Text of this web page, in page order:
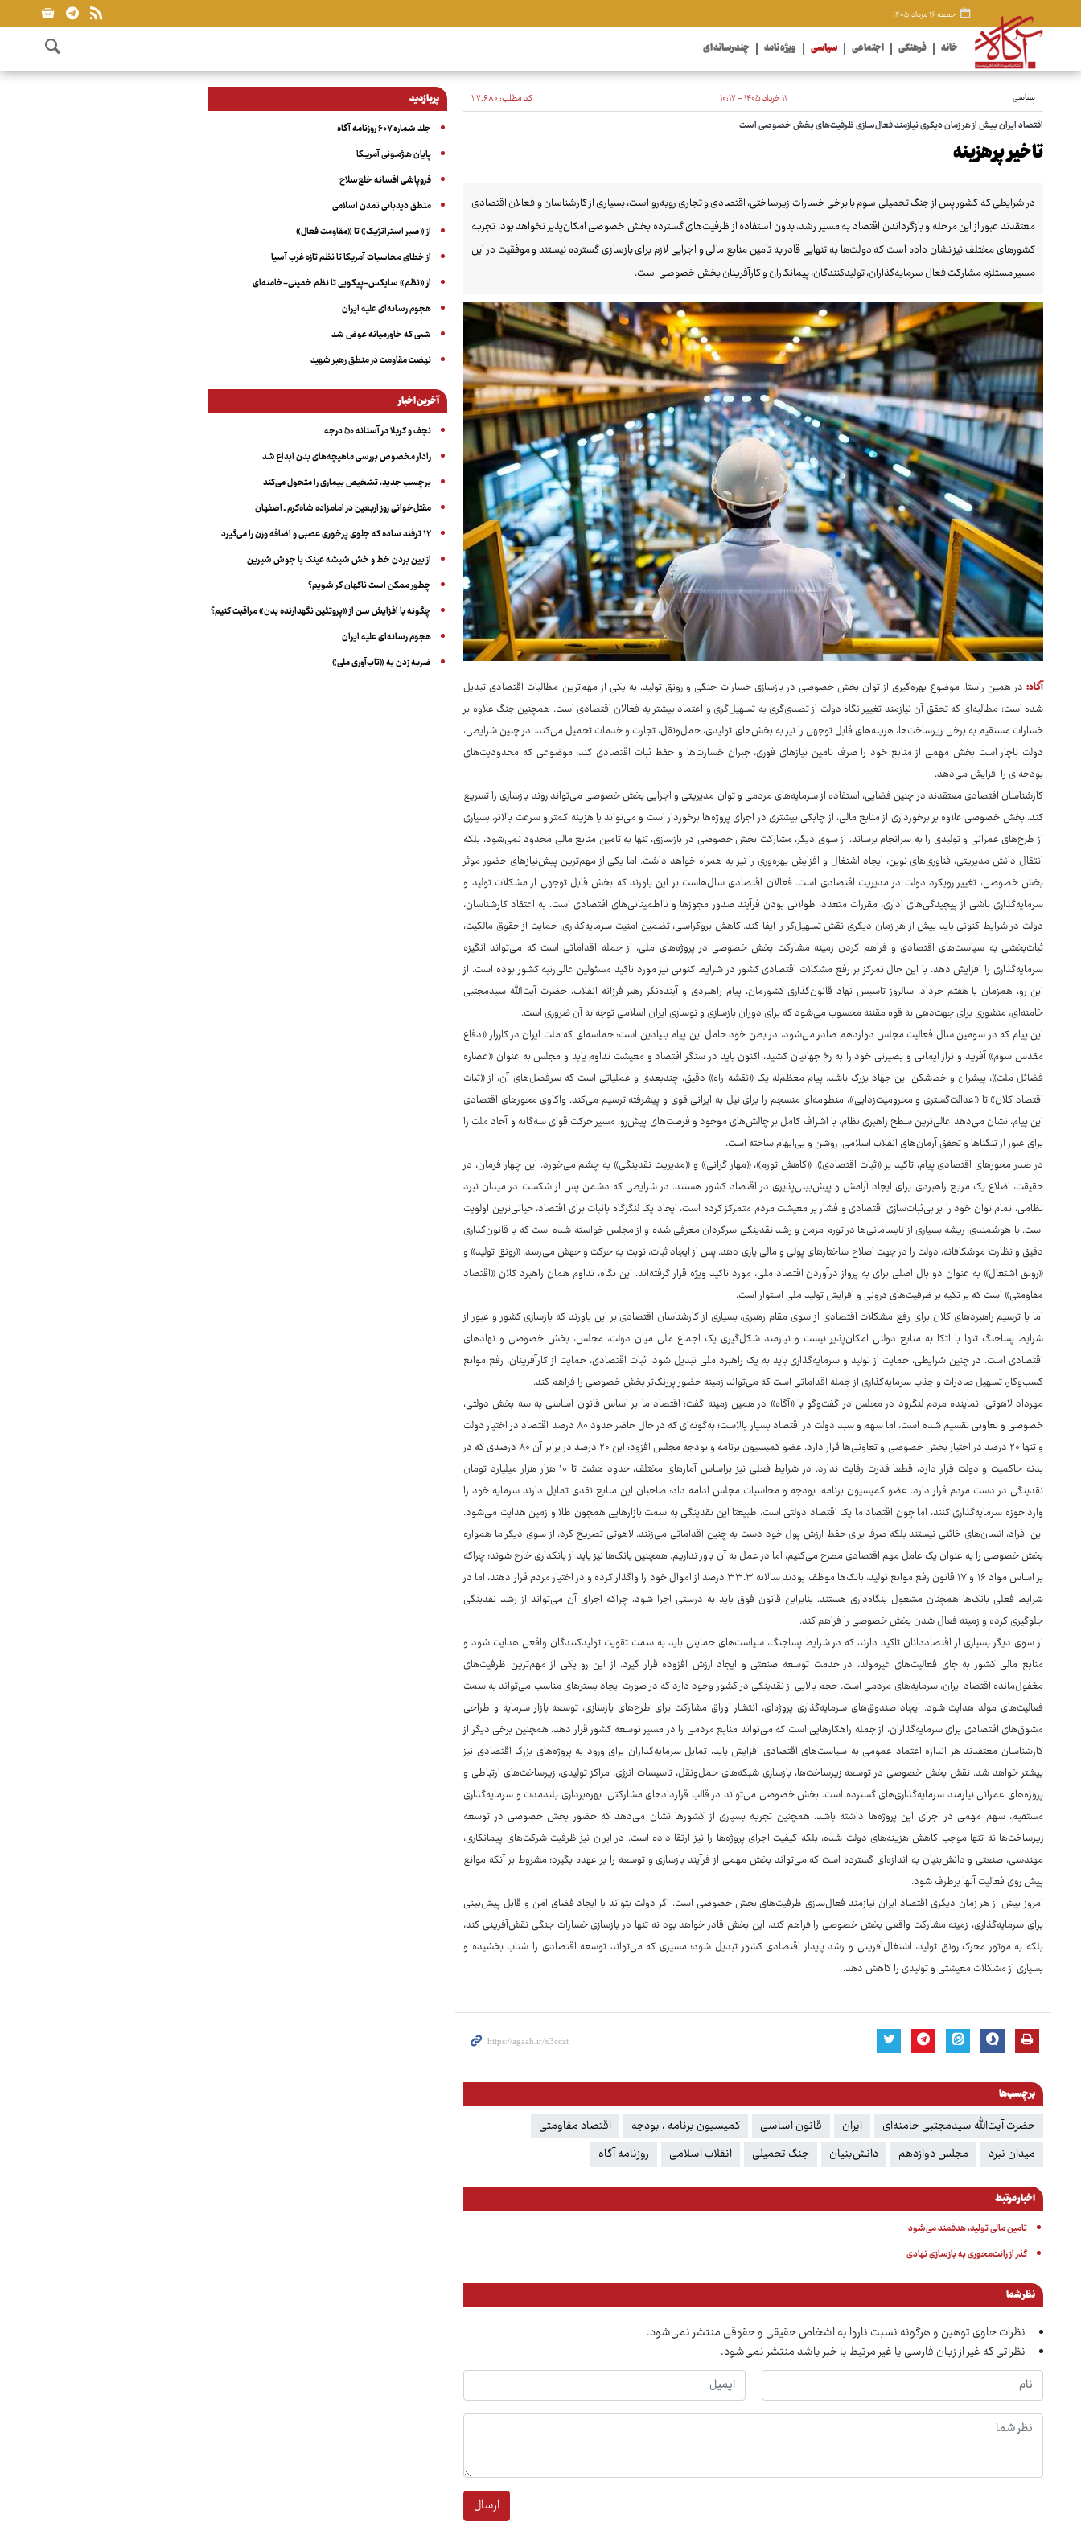
جمعه ۱۶ مرداد ۱۴۰۵
خانه فرهنگی اجتماعی سیاسی ویژه نامه چندرسانه ای
سیاسی ۱۱ خرداد ۱۴۰۵ - ۱۰:۱۲ کد مطلب:۲۲٬۶۸۰
اقتصاد ایران بیش از هر زمان دیگری نیازمند فعال‌سازی ظرفیت‌های بخش خصوصی است
تاخیر پرهزینه
در شرایطی که کشور پس از جنگ تحمیلی سوم با برخی خسارات زیرساختی، اقتصادی و تجاری روبه‌رو است، بسیاری از کارشناسان و فعالان اقتصادی
معتقدند عبور از این مرحله و بازگرداندن اقتصاد به مسیر رشد، بدون استفاده از ظرفیت‌های گسترده بخش خصوصی امکان‌پذیر نخواهد بود. تجربه
کشورهای مختلف نیز نشان داده است که دولت‌ها به تنهایی قادر به تامین منابع مالی و اجرایی لازم برای بازسازی گسترده نیستند و موفقیت در این
مسیر مستلزم مشارکت فعال سرمایه‌گذاران، تولیدکنندگان، پیمانکاران و کارآفرینان بخش خصوصی است.
آگاه: در همین راستا، موضوع بهره‌گیری از توان بخش خصوصی در بازسازی خسارات جنگی و رونق تولید، به یکی از مهم‌ترین مطالبات اقتصادی تبدیل
شده است؛ مطالبه‌ای که تحقق آن نیازمند تغییر نگاه دولت از تصدی‌گری به تسهیل‌گری و اعتماد بیشتر به فعالان اقتصادی است. همچنین جنگ علاوه بر
خسارات مستقیم به برخی زیرساخت‌ها، هزینه‌های قابل توجهی را نیز به بخش‌های تولیدی، حمل‌ونقل، تجارت و خدمات تحمیل می‌کند. در چنین شرایطی،
دولت ناچار است بخش مهمی از منابع خود را صرف تامین نیازهای فوری، جبران خسارت‌ها و حفظ ثبات اقتصادی کند؛ موضوعی که محدودیت‌های
بودجه‌ای را افزایش می‌دهد.
کارشناسان اقتصادی معتقدند در چنین فضایی، استفاده از سرمایه‌های مردمی و توان مدیریتی و اجرایی بخش خصوصی می‌تواند روند بازسازی را تسریع
کند. بخش خصوصی علاوه بر برخورداری از منابع مالی، از چابکی بیشتری در اجرای پروژه‌ها برخوردار است و می‌تواند با هزینه کمتر و سرعت بالاتر، بسیاری
از طرح‌های عمرانی و تولیدی را به سرانجام برساند. از سوی دیگر، مشارکت بخش خصوصی در بازسازی، تنها به تامین منابع مالی محدود نمی‌شود، بلکه
انتقال دانش مدیریتی، فناوری‌های نوین، ایجاد اشتغال و افزایش بهره‌وری را نیز به همراه خواهد داشت. اما یکی از مهم‌ترین پیش‌نیازهای حضور موثر
بخش خصوصی، تغییر رویکرد دولت در مدیریت اقتصادی است. فعالان اقتصادی سال‌هاست بر این باورند که بخش قابل توجهی از مشکلات تولید و
سرمایه‌گذاری ناشی از پیچیدگی‌های اداری، مقررات متعدد، طولانی بودن فرآیند صدور مجوزها و نااطمینانی‌های اقتصادی است. به اعتقاد کارشناسان،
دولت در شرایط کنونی باید بیش از هر زمان دیگری نقش تسهیل‌گر را ایفا کند. کاهش بروکراسی، تضمین امنیت سرمایه‌گذاری، حمایت از حقوق مالکیت،
ثبات‌بخشی به سیاست‌های اقتصادی و فراهم کردن زمینه مشارکت بخش خصوصی در پروژه‌های ملی، از جمله اقداماتی است که می‌تواند انگیزه
سرمایه‌گذاری را افزایش دهد. با این حال تمرکز بر رفع مشکلات اقتصادی کشور در شرایط کنونی نیز مورد تاکید مسئولین عالی‌رتبه کشور بوده است. از
این رو، همزمان با هفتم خرداد، سالروز تاسیس نهاد قانون‌گذاری کشورمان، پیام راهبردی و آینده‌نگر رهبر فرزانه انقلاب، حضرت آیت‌الله سیدمجتبی
خامنه‌ای، منشوری برای جهت‌دهی به قوه ‌مقننه محسوب می‌شود که برای دوران بازسازی و نوسازی ایران اسلامی توجه به آن ضروری است.
این پیام که در سومین سال فعالیت مجلس دوازدهم صادر می‌شود، در بطن خود حامل این پیام بنیادین است: حماسه‌ای که ملت ایران در کارزار «دفاع
مقدس سوم» آفرید و تراز ایمانی و بصیرتی خود را به رخ جهانیان کشید، اکنون باید در سنگر اقتصاد و معیشت تداوم یابد و مجلس به عنوان «عصاره
فضائل ملت»، پیشران و خط‌شکن این جهاد بزرگ باشد. پیام معظم‌له یک «نقشه راه» دقیق، چندبعدی و عملیاتی است که سرفصل‌های آن، از «ثبات
اقتصاد کلان» تا «عدالت‌گستری و محرومیت‌زدایی»، منظومه‌ای منسجم را برای نیل به ایرانی قوی و پیشرفته ترسیم می‌کند. واکاوی محورهای اقتصادی
این پیام، نشان می‌دهد عالی‌ترین سطح راهبری نظام، با اشراف کامل بر چالش‌های موجود و فرصت‌های پیش‌رو، مسیر حرکت قوای سه‌گانه و آحاد ملت را
برای عبور از تنگناها و تحقق آرمان‌های انقلاب اسلامی، روشن و بی‌ابهام ساخته است.
در صدر محورهای اقتصادی پیام، تاکید بر «ثبات اقتصادی»، «کاهش تورم»، «مهار گرانی» و «مدیریت نقدینگی» به چشم می‌خورد. این چهار فرمان، در
حقیقت، اضلاع یک مربع راهبردی برای ایجاد آرامش و پیش‌بینی‌پذیری در اقتصاد کشور هستند. در شرایطی که دشمن پس از شکست در میدان نبرد
نظامی، تمام توان خود را بر بی‌ثبات‌سازی اقتصادی و فشار بر معیشت مردم متمرکز کرده است، ایجاد یک لنگرگاه باثبات برای اقتصاد، حیاتی‌ترین اولویت
است. با هوشمندی، ریشه بسیاری از نابسامانی‌ها در تورم مزمن و رشد نقدینگی سرگردان معرفی شده و از مجلس خواسته شده است که با قانون‌گذاری
دقیق و نظارت موشکافانه، دولت را در جهت اصلاح ساختارهای پولی و مالی یاری دهد. پس از ایجاد ثبات، نوبت به حرکت و جهش می‌رسد. «رونق تولید» و
«رونق اشتغال» به عنوان دو بال اصلی برای به پرواز درآوردن اقتصاد ملی، مورد تاکید ویژه قرار گرفته‌اند. این نگاه، تداوم همان راهبرد کلان «اقتصاد
مقاومتی» است که بر تکیه بر ظرفیت‌های درونی و افزایش تولید ملی استوار است.
اما با ترسیم راهبردهای کلان برای رفع مشکلات اقتصادی از سوی مقام رهبری، بسیاری از کارشناسان اقتصادی بر این باورند که بازسازی کشور و عبور از
شرایط پساجنگ تنها با اتکا به منابع دولتی امکان‌پذیر نیست و نیازمند شکل‌گیری یک اجماع ملی میان دولت، مجلس، بخش خصوصی و نهادهای
اقتصادی است. در چنین شرایطی، حمایت از تولید و سرمایه‌گذاری باید به یک راهبرد ملی تبدیل شود. ثبات اقتصادی، حمایت از کارآفرینان، رفع موانع
کسب‌وکار، تسهیل صادرات و جذب سرمایه‌گذاری از جمله اقداماتی است که می‌تواند زمینه حضور پررنگ‌تر بخش خصوصی را فراهم کند.
مهرداد لاهوتی، نماینده مردم لنگرود در مجلس در گفت‌وگو با «آگاه» در همین زمینه گفت: اقتصاد ما بر اساس قانون اساسی به سه بخش دولتی،
خصوصی و تعاونی تقسیم شده است، اما سهم و سبد دولت در اقتصاد بسیار بالاست؛ به‌گونه‌ای که در حال حاضر حدود ۸۰ درصد اقتصاد در اختیار دولت
و تنها ۲۰ درصد در اختیار بخش خصوصی و تعاونی‌ها قرار دارد. عضو کمیسیون برنامه و بودجه مجلس افزود: این ۲۰ درصد در برابر آن ۸۰ درصدی که در
بدنه حاکمیت و دولت قرار دارد، قطعا قدرت رقابت ندارد. در شرایط فعلی نیز براساس آمارهای مختلف، حدود هشت تا ۱۰ هزار هزار میلیارد تومان
نقدینگی در دست مردم قرار دارد. عضو کمیسیون برنامه، بودجه و محاسبات مجلس ادامه داد: صاحبان این منابع نقدی تمایل دارند سرمایه خود را
وارد حوزه سرمایه‌گذاری کنند، اما چون اقتصاد ما یک اقتصاد دولتی است، طبیعتا این نقدینگی به سمت بازارهایی همچون طلا و زمین هدایت می‌شود.
این افراد، انسان‌های خائنی نیستند بلکه صرفا برای حفظ ارزش پول خود دست به چنین اقداماتی می‌زنند. لاهوتی تصریح کرد: از سوی دیگر ما همواره
بخش خصوصی را به عنوان یک عامل مهم اقتصادی مطرح می‌کنیم، اما در عمل به آن باور نداریم. همچنین بانک‌ها نیز باید از بانکداری خارج شوند؛ چراکه
بر اساس مواد ۱۶ و ۱۷ قانون رفع موانع تولید، بانک‌ها موظف بودند سالانه ۳۳.۳ درصد از اموال خود را واگذار کرده و در اختیار مردم قرار دهند، اما در
شرایط فعلی بانک‌ها همچنان مشغول بنگاه‌داری هستند. بنابراین قانون فوق باید به درستی اجرا شود، چراکه اجرای آن می‌تواند از رشد نقدینگی
جلوگیری کرده و زمینه فعال شدن بخش خصوصی را فراهم کند.
از سوی دیگر بسیاری از اقتصاددانان تاکید دارند که در شرایط پساجنگ، سیاست‌های حمایتی باید به سمت تقویت تولیدکنندگان واقعی هدایت شود و
منابع مالی کشور به جای فعالیت‌های غیرمولد، در خدمت توسعه صنعتی و ایجاد ارزش افزوده قرار گیرد. از این رو یکی از مهم‌ترین ظرفیت‌های
مغفول‌مانده اقتصاد ایران، سرمایه‌های مردمی است. حجم بالایی از نقدینگی در کشور وجود دارد که در صورت ایجاد بسترهای مناسب می‌تواند به سمت
فعالیت‌های مولد هدایت شود. ایجاد صندوق‌های سرمایه‌گذاری پروژه‌ای، انتشار اوراق مشارکت برای طرح‌های بازسازی، توسعه بازار سرمایه و طراحی
مشوق‌های اقتصادی برای سرمایه‌گذاران، از جمله راهکارهایی است که می‌تواند منابع مردمی را در مسیر توسعه کشور قرار دهد. همچنین برخی دیگر از
کارشناسان معتقدند هر اندازه اعتماد عمومی به سیاست‌های اقتصادی افزایش یابد، تمایل سرمایه‌گذاران برای ورود به پروژه‌های بزرگ اقتصادی نیز
بیشتر خواهد شد. نقش بخش خصوصی در توسعه زیرساخت‌ها، بازسازی شبکه‌های حمل‌ونقل، تاسیسات انرژی، مراکز تولیدی، زیرساخت‌های ارتباطی و
پروژه‌های عمرانی نیازمند سرمایه‌گذاری‌های گسترده است. بخش خصوصی می‌تواند در قالب قراردادهای مشارکتی، بهره‌برداری بلندمدت و سرمایه‌گذاری
مستقیم، سهم مهمی در اجرای این پروژه‌ها داشته باشد. همچنین تجربه بسیاری از کشورها نشان می‌دهد که حضور بخش خصوصی در توسعه
زیرساخت‌ها نه تنها موجب کاهش هزینه‌های دولت شده، بلکه کیفیت اجرای پروژه‌ها را نیز ارتقا داده است. در ایران نیز ظرفیت شرکت‌های پیمانکاری،
مهندسی، صنعتی و دانش‌بنیان به اندازه‌ای گسترده است که می‌تواند بخش مهمی از فرآیند بازسازی و توسعه را بر عهده بگیرد؛ مشروط بر آنکه موانع
پیش روی فعالیت آنها برطرف شود.
امروز بیش از هر زمان دیگری اقتصاد ایران نیازمند فعال‌سازی ظرفیت‌های بخش خصوصی است. اگر دولت بتواند با ایجاد فضای امن و قابل پیش‌بینی
برای سرمایه‌گذاری، زمینه مشارکت واقعی بخش خصوصی را فراهم کند، این بخش قادر خواهد بود نه تنها در بازسازی خسارات جنگی نقش‌آفرینی کند،
بلکه به موتور محرک رونق تولید، اشتغال‌آفرینی و رشد پایدار اقتصادی کشور تبدیل شود؛ مسیری که می‌تواند توسعه اقتصادی را شتاب بخشیده و
بسیاری از مشکلات معیشتی و تولیدی را کاهش دهد.
برچسب‌ها
حضرت آیت‌الله سیدمجتبی خامنه‌ای ایران قانون اساسی کمیسیون برنامه ، بودجه
اقتصاد مقاومتی
میدان نبرد
مجلس دوازدهم دانش‌بنیان جنگ تحمیلی انقلاب اسلامی روزنامه آگاه
اخبار مرتبط
تامین مالی تولید، هدفمند می‌شود
گذر از رانت‌محوری به بازسازی نهادی
نظر شما
نظرات حاوی توهین و هرگونه نسبت ناروا به اشخاص حقیقی و حقوقی منتشر نمی‌شود.
نظراتی که غیر از زبان فارسی یا غیر مرتبط با خبر باشد منتشر نمی‌شود.
ارسال
پربازدید
جلد شماره ۶۰۷ روزنامه آگاه
پایان هـژمـونی آمریـکا
فروپاشی افسانه خلع‌سلاح
منطق دیدبانی تمدن اسلامی
از «صبر استراتژیک» تا «مقاومت فعال»
از خطای محاسبات آمریکا تا نظم تازه غرب آسیا
از «نظم» سایکس-پیکویی تا نظم خمینی-خامنه‌ای
هجوم رسانه‌ای علیه ایران
شبی که خاورمیانه عوض شد
نهضت مقاومت در منطق رهبر شهید
آخرین اخبار
نجف و کربلا در آستانه ۵۰ درجه
رادار مخصوص بررسی ماهیچه‌های بدن ابداع شد
برچسب جدید، تشخیص بیماری را متحول می‌کند
مقتل‌خوانی روز اربعین در امامزاده شاه‌کرم ـ اصفهان
۱۲ ترفند ساده که جلوی پرخوری عصبی و اضافه ‌وزن را می‌گیرد
از بین بردن خط و خش شیشه عینک با جوش شیرین
چطور ممکن است ناگهان کر شویم؟
چگونه با افزایش سن از «پروتئین نگهدارنده بدن» مراقبت کنیم؟
هجوم رسانه‌ای علیه ایران
ضربه زدن به «تاب‌آوری ملی»